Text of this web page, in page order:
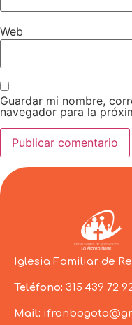
Web
Guardar mi nombre,
navegador para la
Iglesia Familiar de
Teléfono: 315 439 72
Mail: